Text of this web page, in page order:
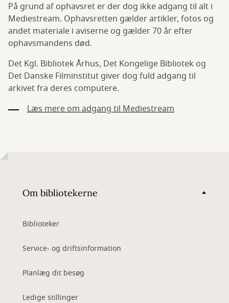
På grund af ophavsret er der dog ikke adgang til alt i
Mediestream. Ophavsretten gælder artikler, fotos og
andet materiale i aviserne og gælder 70 år efter
ophavsmandens død.
Det Kgl. Bibliotek Århus, Det Kongelige Bibliotek og
Det Danske Filminstitut giver dog fuld adgang til
arkivet fra deres computere.
Læs mere om adgang til Mediestream
Om bibliotekerne
Biblioteker
Service- og driftsinformation
Planlæg dit besøg
Ledige stillinger